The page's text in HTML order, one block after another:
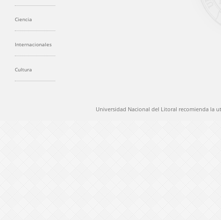
Ciencia
Internacionales
Cultura
Universidad Nacional del Litoral recomienda la